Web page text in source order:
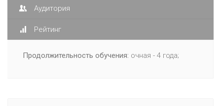
Аудитория
Рейтинг
Продолжительность обучения: очная - 4 года;